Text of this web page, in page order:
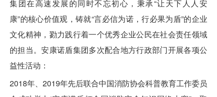
集团在高速发展的同时不忘初心，秉承“让天下人人安
康”的核心价值观，铸就“言必信为诺，行必果为盾”的企业
文化精神，勠力践行着一个优秀企业公民在社会责任领域
的担当。安康诺盾集团多次配合地方行政部门开展各项公
益性活动：
2018年、2019年先后联合中国消防协会科普教育工作委员